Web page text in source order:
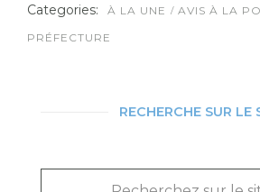
Categories: À LA UNE
AVIS À LA
PRÉFECTURE
RECHERCHE SUR LE